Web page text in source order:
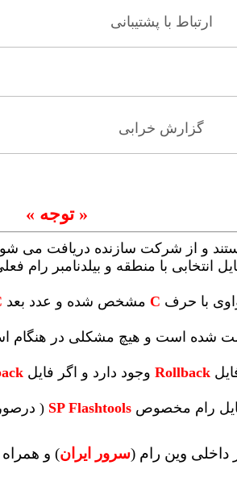
ارتباط با پشتیبانی
گزارش خرابی
« توجه »
و از شرکت سازنده دریافت می
انتخابی با منطقه و بیلدنامبر رام
با حرف C مشخص شده و عدد بعد
شده است و هیچ مشکلی در
Rollback وجود دارد و اگر فایل
رام مخصوص SP Flashtools
(
داخلی وین رام (سرور ایران) و همراه